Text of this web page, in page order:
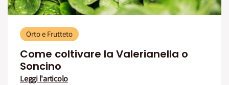
Orto e Frutteto
Come coltivare la Valerianella o
Soncino
Leggi l'articolo